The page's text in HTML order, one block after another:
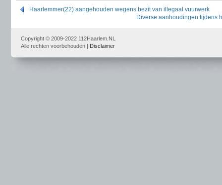
Haarlemmer(22) aangehouden wegens bezit van illegaal vuurwerk
Diverse aanhoudingen tijdens
Copyright © 2009-2022 112Haarlem.NL
Alle rechten voorbehouden | Disclaimer